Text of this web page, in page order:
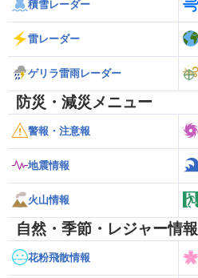
積雪レーダー
雷レーダー
ゲリラ雷雨レーダー
防災・減災メニュー
警報・注意報
地震情報
火山情報
自然・季節・レジャー情報
花粉飛散情報